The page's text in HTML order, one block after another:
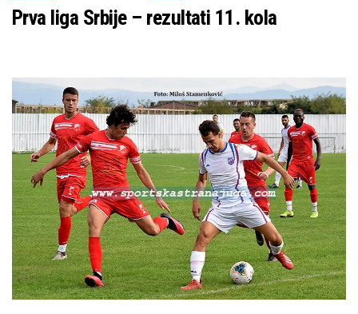
Prva liga Srbije – rezultati 11. kola